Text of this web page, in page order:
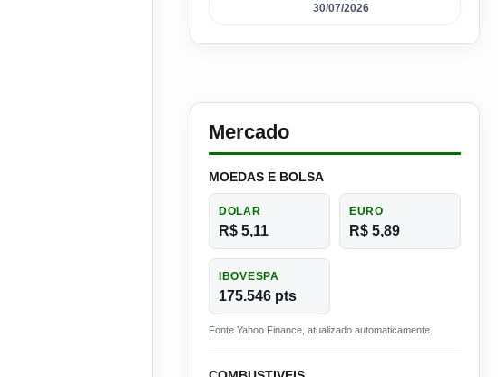
30/07/2026
Mercado
MOEDAS E BOLSA
DOLAR
R$ 5,11
EURO
R$ 5,89
IBOVESPA
175.546 pts
Fonte Yahoo Finance, atualizado automaticamente.